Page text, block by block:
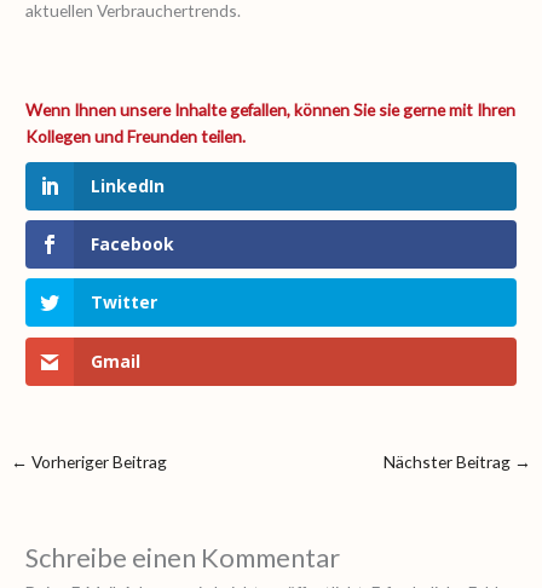
aktuellen Verbrauchertrends.
LinkedIn
Facebook
Twitter
Gmail
← Vorheriger Beitrag Nächster Beitrag →
Schreibe einen Kommentar